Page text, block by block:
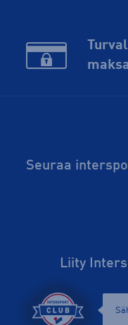
Seuraa
Liity